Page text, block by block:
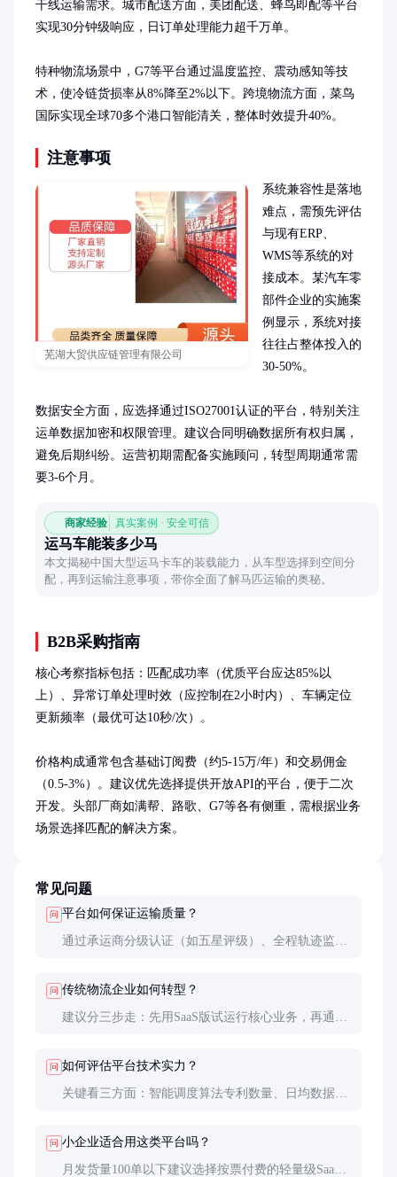
干线运输需求。城市配送方面，美团配送、蜂鸟即配等平台
实现30分钟级响应，日订单处理能力超千万单。
特种物流场景中，G7等平台通过温度监控、震动感知等技
术，使冷链货损率从8%降至2%以下。跨境物流方面，菜鸟
国际实现全球70多个港口智能清关，整体时效提升40%。
注意事项
芜湖大贸供应链管理有限公司
系统兼容性是落地
难点，需预先评估
与现有ERP、
WMS等系统的对
接成本。某汽车零
部件企业的实施案
例显示，系统对接
往往占整体投入的
30-50%。
数据安全方面，应选择通过ISO27001认证的平台，特别关注
运单数据加密和权限管理。建议合同明确数据所有权归属，
避免后期纠纷。运营初期需配备实施顾问，转型周期通常需
要3-6个月。
商家经验 真实案例 · 安全可信
运马车能装多少马
本文揭秘中国大型运马卡车的装载能力，从车型选择到空间分
配，再到运输注意事项，带你全面了解马匹运输的奥秘。
B2B采购指南
核心考察指标包括：匹配成功率（优质平台应达85%以
上）、异常订单处理时效（应控制在2小时内）、车辆定位
更新频率（最优可达10秒/次）。
价格构成通常包含基础订阅费（约5-15万/年）和交易佣金
（0.5-3%）。建议优先选择提供开放API的平台，便于二次
开发。头部厂商如满帮、路歌、G7等各有侧重，需根据业务
场景选择匹配的解决方案。
常见问题
问 平台如何保证运输质量？
通过承运商分级认证（如五星评级）、全程轨迹监
问 传统物流企业如何转型？
建议分三步走：先用SaaS版试运行核心业务，再通过
培训。
问 如何评估平台技术实力？
关键看三方面：智能调度算法专利数量、日均数据处
问 小企业适合用这类平台吗？
月发货量100单以下建议选择按票付费的轻量级SaaS